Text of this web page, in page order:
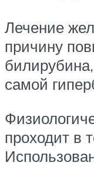
Лечение
причину
самой
проходит в